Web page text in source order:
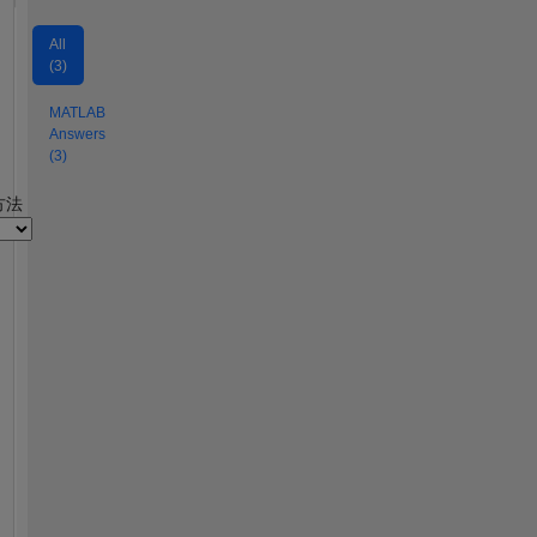
All
(3)
MATLAB
Answers
(3)
法